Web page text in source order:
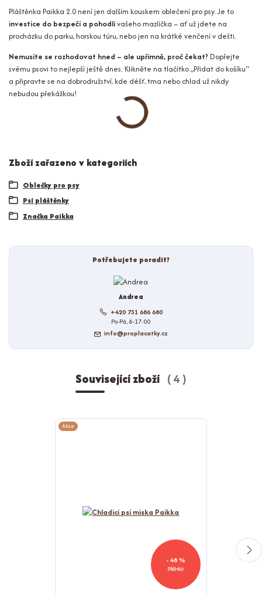
Pláštěnka Paikka 2.0 není jen dalším kouskem oblečení pro psy. Je to
investice do bezpečí a pohodlívašeho mazlíčka – ať už jdete na
procházku do parku, horskou túru, nebo jen na krátké venčení v dešti.
Nemusíte se rozhodovat hned – ale upřímně, proč čekat? Dopřejte
svému psovi to nejlepší ještě dnes. Klikněte na tlačítko „Přidat do košíku“
a připravte se na dobrodružství, kde déšť, tma nebo chlad už nikdy
nebudou překážkou!
Zboží zařazeno v kategoriích
Oblečky pro psy
Psí pláštěnky
Značka Paikka
Potřebujete poradit?
Andrea
+420 731 686 680
Po-Pá, 8-17:00
info@proplacatky.cz
Související zboží 4
Akce
750 Kč
- 48 %